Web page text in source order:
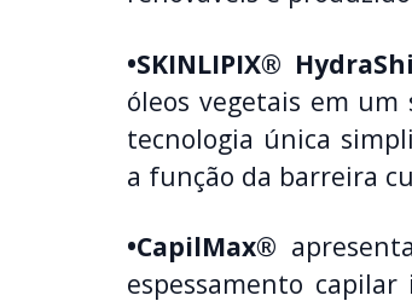
•SKINLIPIX®
óleos vegetais em um
tecnologia única
a função da barreira
•CapilMax®
espessamento